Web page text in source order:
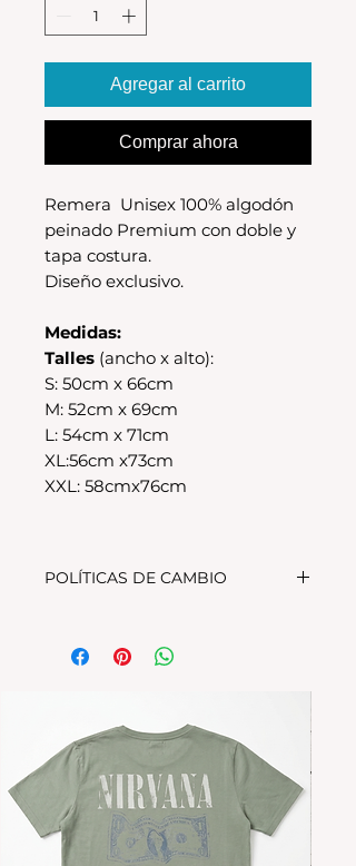
Agregar al carrito
Comprar ahora
Remera Unisex 100% algodón
peinado Premium con doble y
tapa costura.
Diseño exclusivo.
Medidas:
Talles (ancho x alto):
S: 50cm x 66cm
M: 52cm x 69cm
L: 54cm x 71cm
XL:56cm x73cm
XXL: 58cmx76cm
POLÍTICAS DE CAMBIO
cambio, el producto debe
encontrarse sin uso y en su
disponible en stock en el
local.Tener en cuenta que se
estampa a pedido, el stock de la
tienda online para compras
nuevas NO es el mismo que el del
local